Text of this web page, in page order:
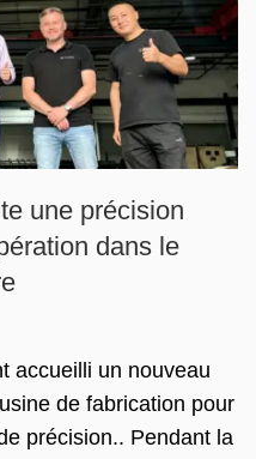
une précision
dans le
accueilli un nouveau
de fabrication pour
précision.. Pendant la